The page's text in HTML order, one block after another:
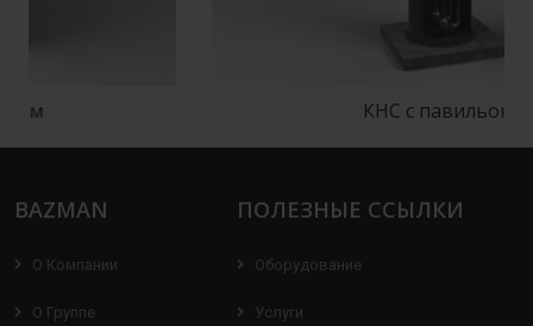
КНС с павильоном
BAZMAN
О Компании
О Группе
ПОЛЕЗНЫЕ ССЫЛКИ
Оборудование
Услуги